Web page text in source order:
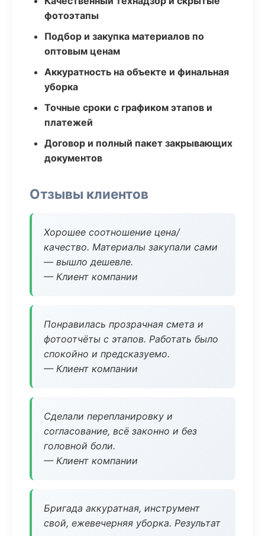
фотоэтапы
Подбор и закупка материалов по
оптовым ценам
Аккуратность на объекте и финальная
уборка
Точные сроки с графиком этапов и
платежей
Договор и полный пакет закрывающих
документов
Отзывы клиентов
Хорошее соотношение цена/
качество. Материалы закупали сами
— вышло дешевле.
— Клиент компании
Понравилась прозрачная смета и
фотоотчёты с этапов. Работать было
спокойно и предсказуемо.
— Клиент компании
Сделали перепланировку и
согласование, всё законно и без
головной боли.
— Клиент компании
Бригада аккуратная, инструмент
свой, ежевечерняя уборка. Результат